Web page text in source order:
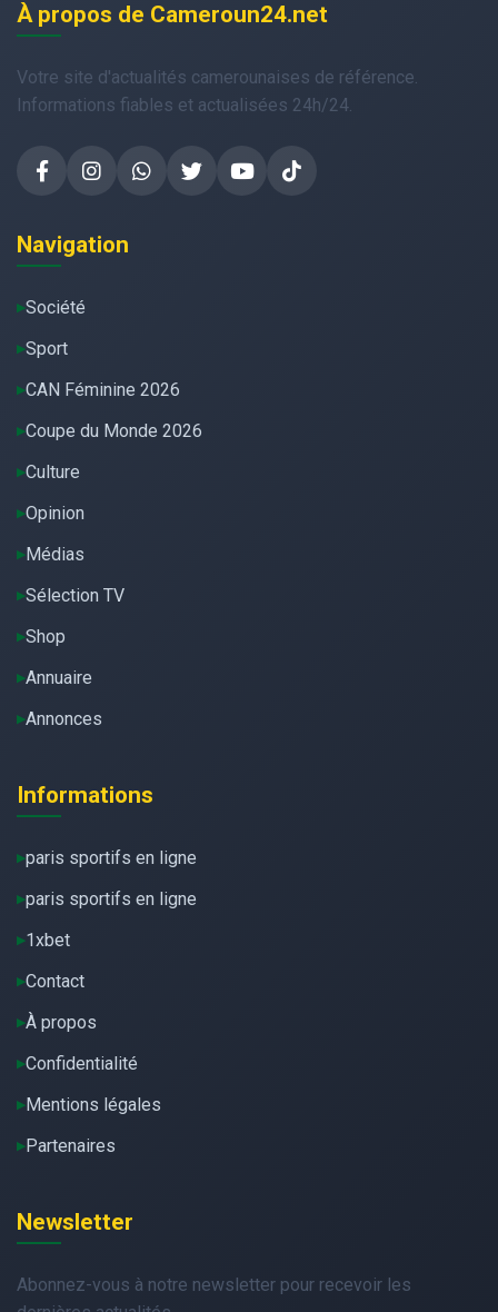
À propos de Cameroun24.net
Votre site d'actualités camerounaises de référence.
Informations fiables et actualisées 24h/24.
Navigation
Société
Sport
CAN Féminine 2026
Coupe du Monde 2026
Culture
Opinion
Médias
Sélection TV
Shop
Annuaire
Annonces
Informations
paris sportifs en ligne
paris sportifs en ligne
1xbet
Contact
À propos
Confidentialité
Mentions légales
Partenaires
Newsletter
Abonnez-vous à notre newsletter pour recevoir les